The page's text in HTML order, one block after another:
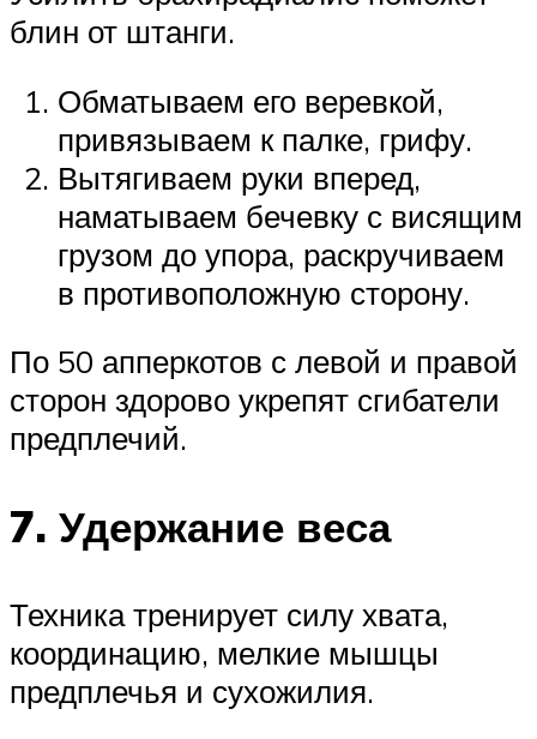
блин от штанги.
Обматываем его веревкой,
привязываем к палке, грифу.
Вытягиваем руки вперед,
наматываем бечевку с висящим
грузом до упора, раскручиваем
в противоположную сторону.
По 50 апперкотов с левой и правой
сторон здорово укрепят сгибатели
предплечий.
7. Удержание веса
Техника тренирует силу хвата,
координацию, мелкие мышцы
предплечья и сухожилия.